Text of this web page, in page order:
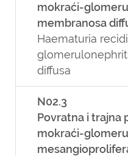
mokraći-
membranosa
Haematuria
diffusa
N02.3
Povratna i trajna
mokraći-